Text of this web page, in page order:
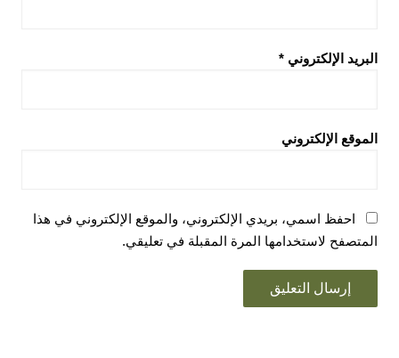
البريد الإلكتروني *
الموقع الإلكتروني
احفظ اسمي، بريدي الإلكتروني، والموقع الإلكتروني في هذا
المتصفح لاستخدامها المرة المقبلة في تعليقي.